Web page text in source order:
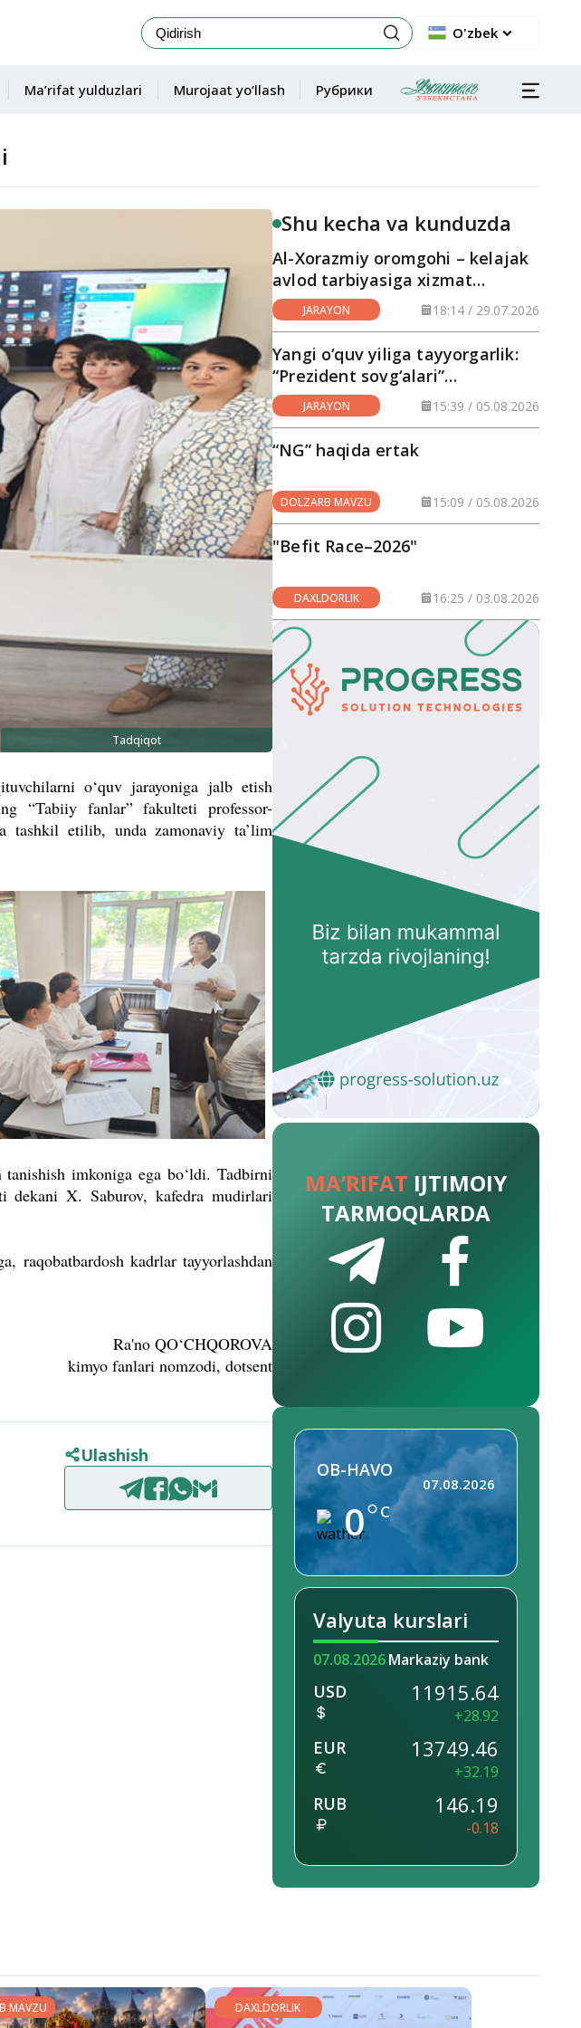
O'zbek
Ma’rifat yulduzlari Murojaat yo‘llash Рубрики
Tadqiqot
o‘quv jarayoniga jalb etish
“Tabiiy fanlar” fakulteti professor-
tashkil etilib, unda zamonaviy ta’lim
imkoniga ega bo‘ldi. Tadbirni
dekani X. Saburov, kafedra mudirlari
raqobatbardosh kadrlar tayyorlashdan
Ra'no QO‘CHQOROVA
kimyo fanlari nomzodi, dotsent
Ulashish
Shu kecha va kunduzda
Al-Xorazmiy oromgohi – kelajak
avlod tarbiyasiga xizmat
qilayotgan maskan
JARAYON 18:14 / 29.07.2026
Yangi o‘quv yiliga tayyorgarlik:
“Prezident sovg‘alari”
hududlarga yetkazilmoqda
JARAYON 15:39 / 05.08.2026
“NG” haqida ertak
DOLZARB MAVZU 15:09 / 05.08.2026
"Befit Race–2026"
DAXLDORLIK 16:25 / 03.08.2026
MA’RIFAT IJTIMOIY
TARMOQLARDA
OB-HAVO
0 C
07.08.2026
Valyuta kurslari
07.08.2026Markaziy bank
USD 11915.64
+28.92
EUR 13749.46
+32.19
RUB 146.19
-0.18
MAVZU DAXLDORLIK